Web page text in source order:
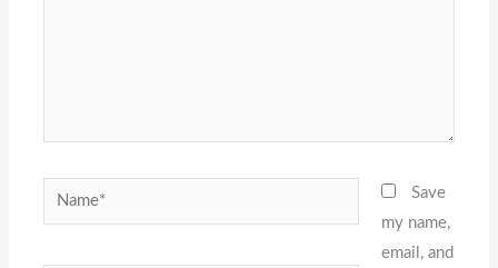
Name*
Save
my name,
email, and